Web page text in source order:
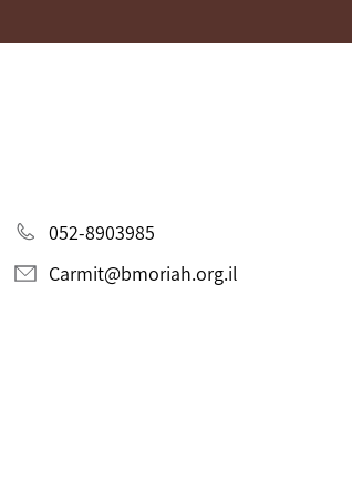
052-8903985
Carmit@bmoriah.org.il